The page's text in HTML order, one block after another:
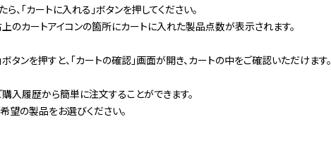
「カートに入れる」ボタンを押してください。
上のカートアイコンの箇所にカートに入れた製品点数が表示されます。
タンを押すと、「カートの確認」画面が開き、カートの中をご確認いただけます。
入履歴から簡単に注文することができます。
望の製品をお選びください。